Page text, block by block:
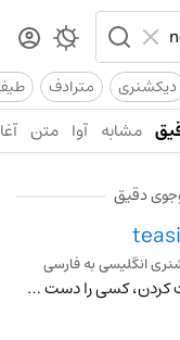
دیکشنری مترادف
مشابه آوا متن
دقیق
انگلیسی به فارسی
اذیت کردن، کسی را دست انداختن، ازار دادن، سخنان نیشدارگفتن، پوشدادن مو، طنازی کردن